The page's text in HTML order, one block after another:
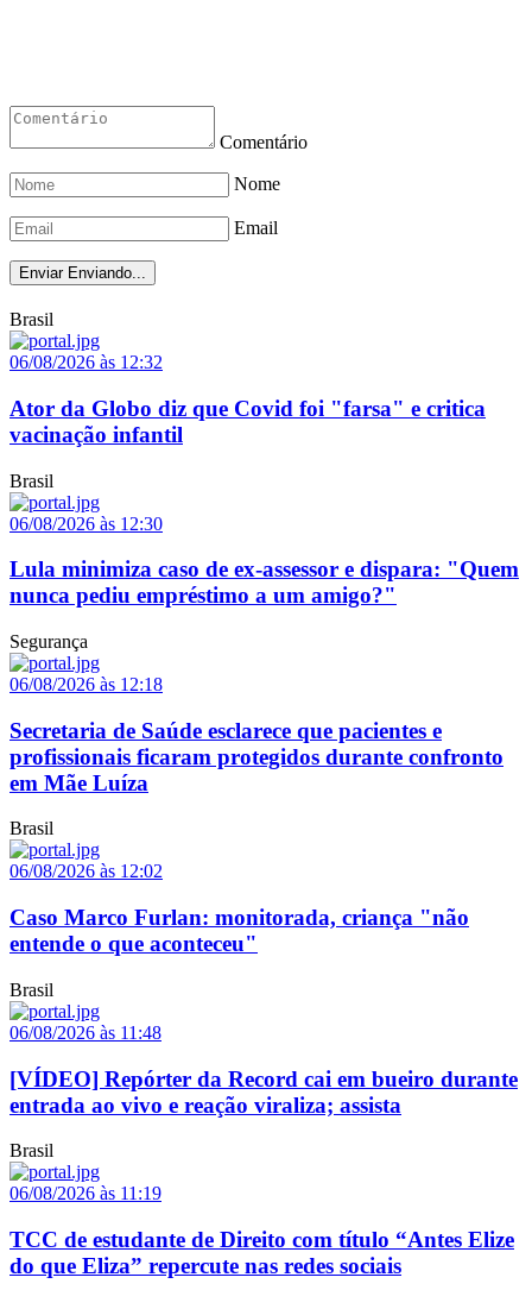
Comentário
Nome
Email
Enviar Enviando...
Brasil
06/08/2026 às 12:32
Ator da Globo diz que Covid foi "farsa" e critica
vacinação infantil
Brasil
06/08/2026 às 12:30
Lula minimiza caso de ex-assessor e dispara: "Quem
nunca pediu empréstimo a um amigo?"
Segurança
06/08/2026 às 12:18
Secretaria de Saúde esclarece que pacientes e
profissionais ficaram protegidos durante confronto
em Mãe Luíza
Brasil
06/08/2026 às 12:02
Caso Marco Furlan: monitorada, criança "não
entende o que aconteceu"
Brasil
06/08/2026 às 11:48
[VÍDEO] Repórter da Record cai em bueiro durante
entrada ao vivo e reação viraliza; assista
Brasil
06/08/2026 às 11:19
TCC de estudante de Direito com título “Antes Elize
do que Eliza” repercute nas redes sociais